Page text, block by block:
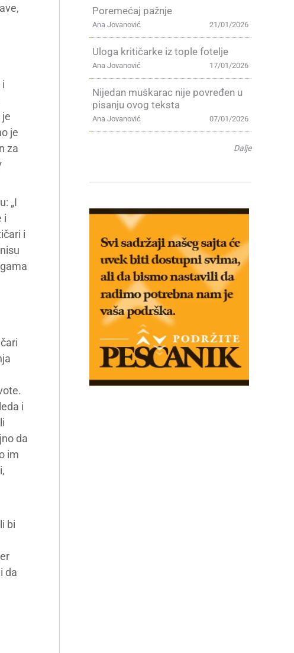
i
je
za
„I
i
i
i
da
im
bi
da
Poremećaj pažnje
21/01/2026
Ana Jovanović
Uloga kritičarke iz tople fotelje
17/01/2026
Ana Jovanović
Nijedan muškarac nije povređen u
pisanju ovog teksta
07/01/2026
Ana Jovanović
Dalje